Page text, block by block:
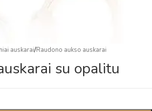
auskarai/Raudono aukso auskarai
su opalitu